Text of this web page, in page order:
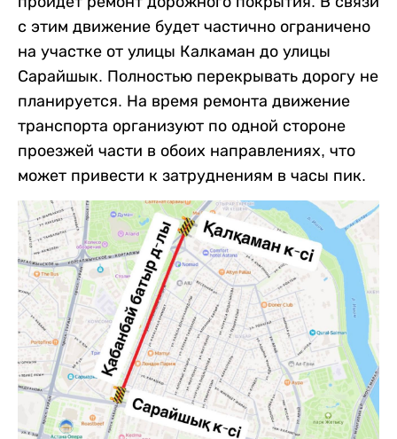
с этим движение будет частично ограничено
на участке от улицы Калкаман до улицы
Сарайшык. Полностью перекрывать дорогу не
планируется. На время ремонта движение
транспорта организуют по одной стороне
проезжей части в обоих направлениях, что
может привести к затруднениям в часы пик.